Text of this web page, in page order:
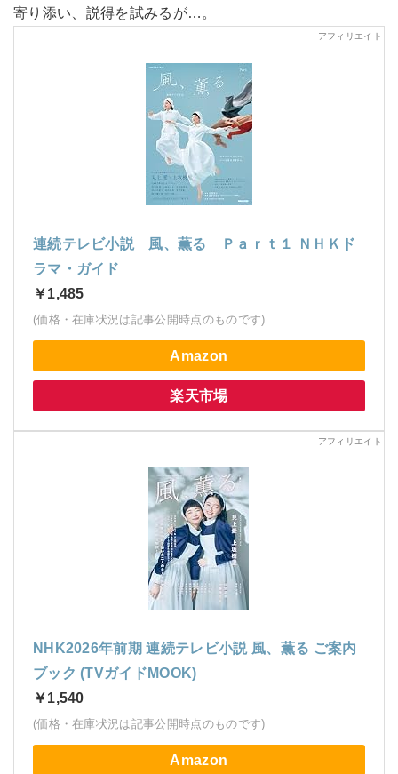
寄り添い、説得を試みるが…。
連続テレビ小説 風、薫る Ｐａｒｔ１ ＮＨＫド
ラマ・ガイド
￥1,485
(価格・在庫状況は記事公開時点のものです)
Amazon
楽天市場
NHK2026年前期 連続テレビ小説 風、薫る ご案内
ブック (TVガイドMOOK)
￥1,540
(価格・在庫状況は記事公開時点のものです)
Amazon